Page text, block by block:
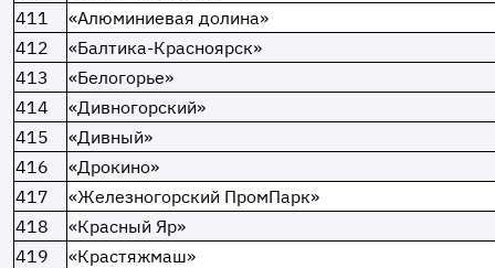
411
«Алюминиевая долина»
412
«Балтика-Красноярск»
413
«Белогорье»
414
«Дивногорский»
415
«Дивный»
416
«Дрокино»
417
«Железногорский ПромПарк»
418
«Красный Яр»
419
«Крастяжмаш»